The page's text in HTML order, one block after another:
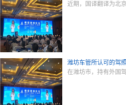
近期，国译翻译为北
潍坊车管所认可的驾
在潍坊市，持有外国